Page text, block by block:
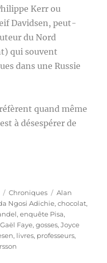
Kerr ou
Davidsen, peut-
du Nord
qui souvent
dans une Russie
quand même
à désespérer de
Catégories
Chroniques Étiquettes
Alan
Ngosi Adichie,chocolat,
,enquête Pisa,
Gaël Faye,gosses,Joyce
, livres, professeurs,